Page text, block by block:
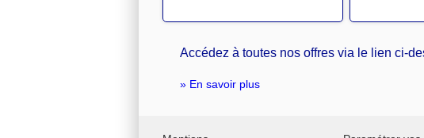
Accédez à toutes nos offres via le lien ci-
» En savoir plus